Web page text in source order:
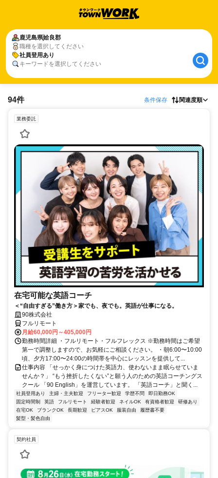
鹿児島県姶良郡
職種を選択してください
社員登用あり
キーワードを選択してください
94件 条件保存 関連度順
業務委託
在宅可能な英語コーチ
＜“自由すぎる”働き方＞家でも、夜でも。英語が仕事になる。
90株式会社
フルリモート
月給60,000円～405,000円
勤務時間詳細 ・フルリモート・フルフレックス ※勤務時間はご希望
第一で調整しますので、お気軽にご相談ください。 ・朝6:00〜10:00
頃、夕方17:00〜24:00の時間帯を中心にレッスンを提供して...
仕事内容 「せっかく身につけた英語力、使わないまま眠らせていま
せんか？」 “もう挫折したくない”と願う人のための英語コーチングス
クール 「90 English」を運営しています。 「英語コーチ」と聞く...
社員登用あり 主婦・主夫歓迎 フリーター歓迎 学歴不問
即日勤務OK
固定時間制
英語 フルリモート 経験者歓迎 ネイルOK 有資格者歓迎
研修あり
在宅OK
ブランクOK 長期歓迎 ピアスOK 服装自由
履歴書不要
髪型・髪色自由
契約社員